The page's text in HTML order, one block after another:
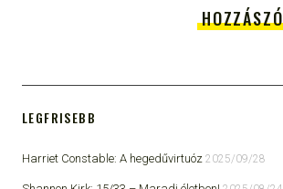
LEGFRISEBB
Harriet Constable: A hegedűvirtuóz 2025/09/28